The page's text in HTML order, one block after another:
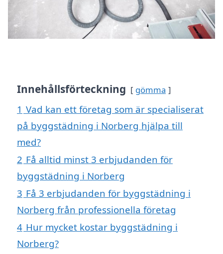
Innehållsförteckning gömma
1 Vad kan ett företag som är specialiserat
på byggstädning i Norberg hjälpa till
med?
2 Få alltid minst 3 erbjudanden för
byggstädning i Norberg
3 Få 3 erbjudanden för byggstädning i
Norberg från professionella företag
4 Hur mycket kostar byggstädning i
Norberg?